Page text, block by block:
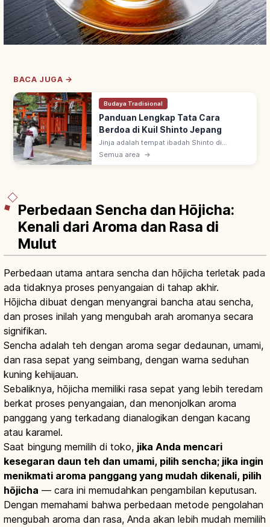
BACA JUGA →
Budaya Tradisional
Panduan Lengkap Tata Cara
Berdoa di Kuil Shinto Jepang
Jinja adalah tempat ibadah Shinto di
Jepang, ada sekitar 80.000 di seluruh
Semua area →
Perbedaan Sencha dan Hōjicha:
Kenali dari Aroma dan Rasa di
Mulut
Perbedaan utama antara sencha dan hōjicha terletak pada
ada tidaknya proses penyangaian di tahap akhir.
Hōjicha dibuat dengan menyangrai bancha atau sencha,
dan proses inilah yang mengubah arah aromanya secara
signifikan.
Sencha adalah teh dengan aroma segar dedaunan, umami,
dan rasa sepat yang seimbang, dengan warna seduhan
kuning kehijauan.
Sebaliknya, hōjicha memiliki rasa sepat yang lebih teredam
berkat proses penyangaian, dan menonjolkan aroma
panggang yang terkadang dianalogikan dengan kacang
atau karamel.
Saat bingung memilih di toko, jika Anda mencari
kesegaran daun teh dan umami, pilih sencha; jika ingin
menikmati aroma panggang yang mudah dikenali, pilih
hōjicha — cara ini memudahkan pengambilan keputusan.
Dengan memahami bahwa perbedaan metode pengolahan
mengubah aroma dan rasa, Anda akan lebih mudah memilih